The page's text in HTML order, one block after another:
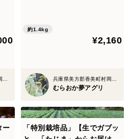
より、皮めくれ・軽微な傷が生
品質には問題ありません。
がある可能性があります（でき
。
兵庫県美方郡香美町村岡区原
約1.4kg
¥2,160
兵庫県美方郡香美町村岡区原
むらおか夢アグリ
ー
「特別栽培品」【生でガブッ